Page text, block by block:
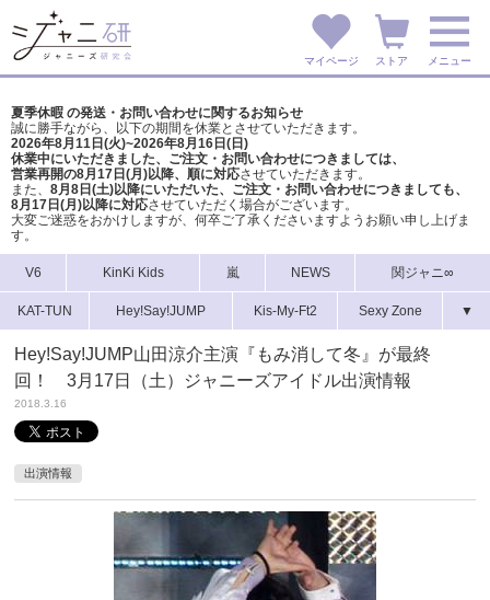
マイページ ストア メニュー
夏季休暇 の発送・お問い合わせに関するお知らせ
誠に勝手ながら、以下の期間を休業とさせていただきます。
2026年8月11日(火)~2026年8月16日(日)
休業中にいただきました、ご注文・お問い合わせにつきましては、
営業再開の8月17日(月)以降、順に対応させていただきます。
また、 8月8日(土)以降にいただいた、ご注文・ お問い合わせにつきましても、
8月17日(月)以降に対応させていただく場合がございます。
大変ご迷惑をおかけしますが、 何卒ご了承くださいますようお願い申し上げま
す。
V6 KinKi Kids 嵐 NEWS 関ジャニ∞
KAT-TUN Hey!Say!JUMP Kis-My-Ft2 Sexy Zone ▼
Hey!Say!JUMP山田涼介主演『もみ消して冬』が最終
回！ 3月17日（土）ジャニーズアイドル出演情報
2018.3.16
出演情報